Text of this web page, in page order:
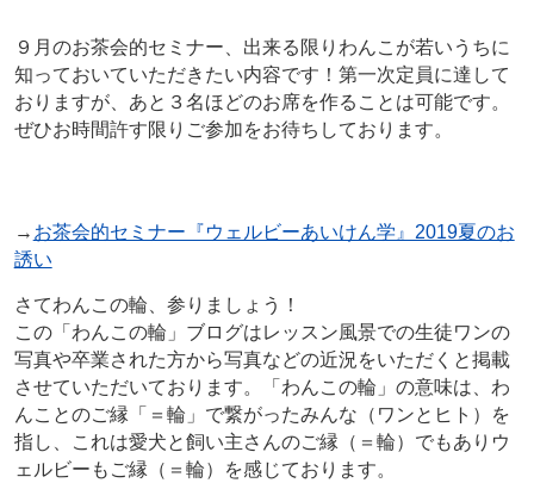
９月のお茶会的セミナー、出来る限りわんこが若いうちに
知っておいていただきたい内容です！第一次定員に達して
おりますが、あと３名ほどのお席を作ることは可能です。
ぜひお時間許す限りご参加をお待ちしております。
→ お茶会的セミナー『ウェルビーあいけん学』2019夏のお
誘い
さてわんこの輪、参りましょう！
この「わんこの輪」ブログはレッスン風景での生徒ワンの
写真や卒業された方から写真などの近況をいただくと掲載
させていただいております。「わんこの輪」の意味は、わ
んことのご縁「＝輪」で繋がったみんな（ワンとヒト）を
指し、これは愛犬と飼い主さんのご縁（＝輪）でもありウ
ェルビーもご縁（＝輪）を感じております。